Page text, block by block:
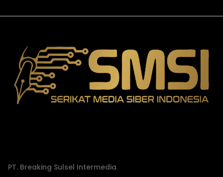
PT. Breaking Sulsel Intermedia